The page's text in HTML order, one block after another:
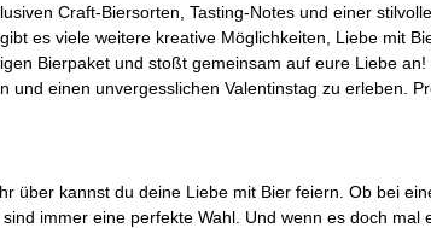
Craft-Biersorten, Tasting-Notes und einer
es viele weitere kreative Möglichkeiten, Liebe mit
Bierpaket und stoßt gemeinsam auf eure Liebe an!
und einen unvergesslichen Valentinstag zu erleben.
über kannst du deine Liebe mit Bier feiern. Ob bei
immer eine perfekte Wahl. Und wenn es doch mal